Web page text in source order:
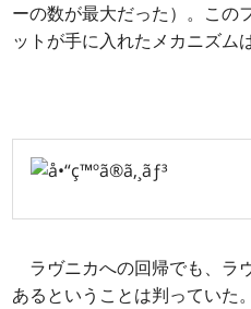
ーの数が最大だった）。この
ットが手に入れたメカニズム
ラヴニカへの回帰でも、ラ
あるということは判っていた